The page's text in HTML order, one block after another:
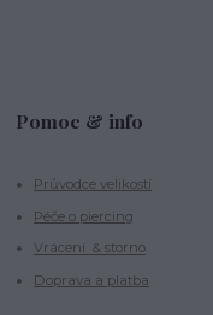
Pomoc & info
Průvodce velikostí
Péče o piercing
Vrácení & storno
Doprava a platba